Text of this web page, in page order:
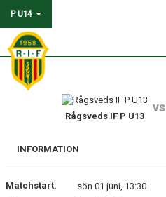
P U14
HEM
TRUPPEN
KONTAKT
Rågsveds IF P U13
vs
INFORMATION
Matchstart:
sön 01 juni, 13:30